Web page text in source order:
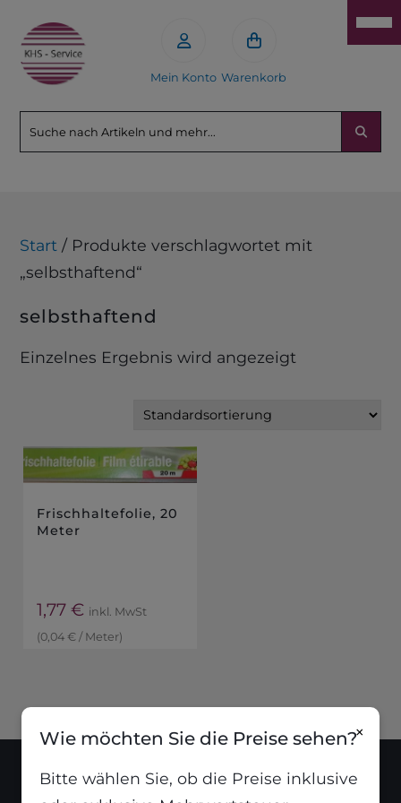
×
Wie möchten Sie die Preise sehen?
Bitte wählen Sie, ob die Preise inklusive
Mein Konto Warenkorb
Start / Produkte verschlagwortet mit
„selbsthaftend“
selbsthaftend
Einzelnes Ergebnis wird angezeigt
Frischhaltefolie, 20
Meter
1,77€ inkl. MwSt
(0,04 € / Meter)
Standort